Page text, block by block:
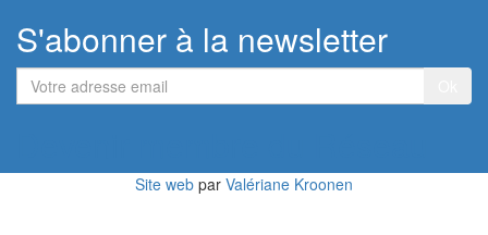
S'abonner à la newsletter
Votre
adresse
Site web par Valériane Kroonen